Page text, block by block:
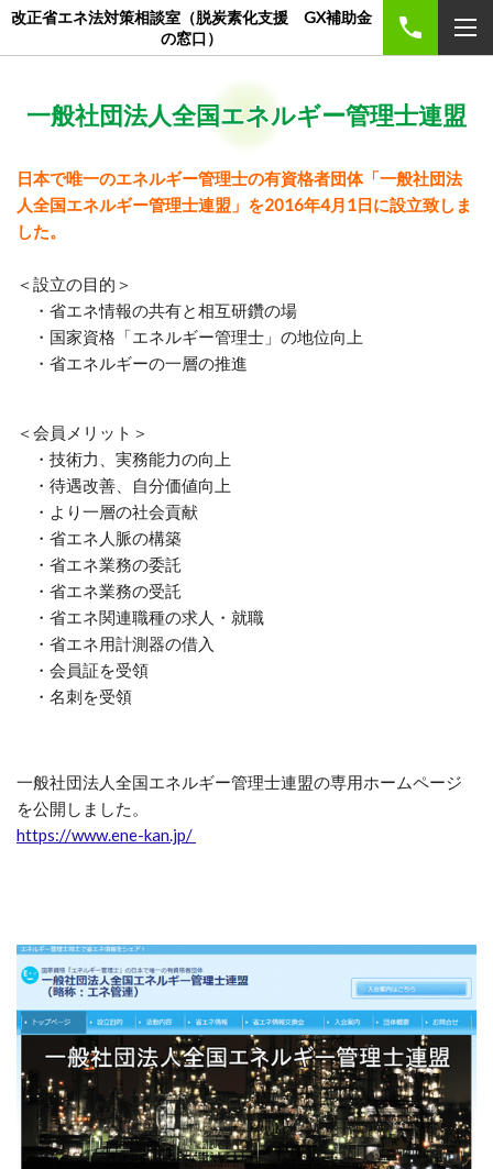
改正省エネ法対策相談室（脱炭素化支援 GX補助金
の窓口）
一般社団法人全国エネルギー管理士連盟
日本で唯一のエネルギー管理士の有資格者団体「一般社団法
人全国エネルギー管理士連盟」を2016年4月1日に設立致しま
した。
＜設立の目的＞
・省エネ情報の共有と相互研鑽の場
・国家資格「エネルギー管理士」の地位向上
・省エネルギーの一層の推進
＜会員メリット＞
・技術力、実務能力の向上
・待遇改善、自分価値向上
・より一層の社会貢献
・省エネ人脈の構築
・省エネ業務の委託
・省エネ業務の受託
・省エネ関連職種の求人・就職
・省エネ用計測器の借入
・会員証を受領
・名刺を受領
一般社団法人全国エネルギー管理士連盟の専用ホームページ
を公開しました。
https://www.ene-kan.jp/